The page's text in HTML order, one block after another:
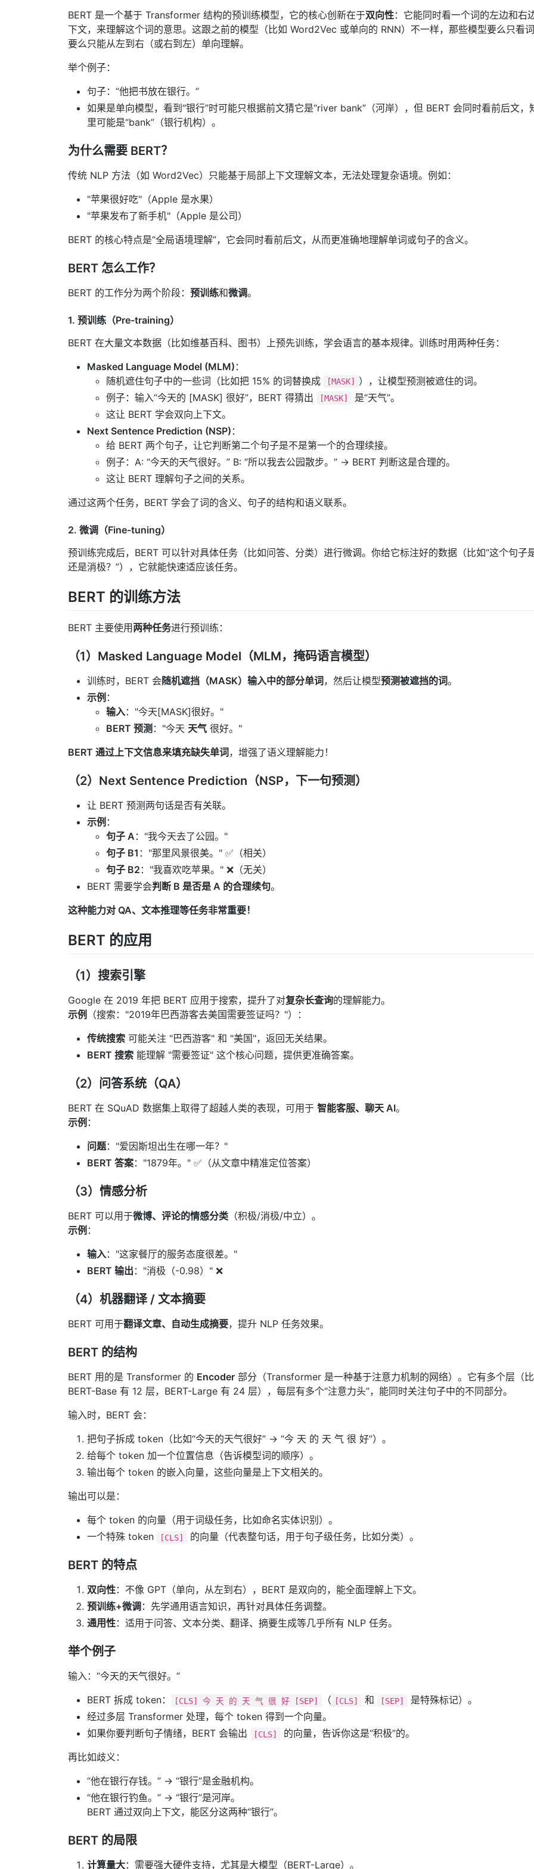
BERT 是一个基于 Transformer 结构的预训练模型，它的核心创新在于双向性：它能同时看一个词的左边和右
下文，来理解这个词的意思。这跟之前的模型（比如 Word2Vec 或单向的 RNN）不一样，那些模型要么只看
要么只能从左到右（或右到左）单向理解。
举个例子：
句子：“他把书放在银行。”
如果是单向模型，看到“银行”时可能只根据前文猜它是“river bank”（河岸），但 BERT 会同时看前后文，
里可能是“bank”（银行机构）。
为什么需要 BERT？
传统 NLP 方法（如 Word2Vec）只能基于局部上下文理解文本，无法处理复杂语境。例如：
"苹果很好吃"（Apple 是水果）
"苹果发布了新手机"（Apple 是公司）
BERT 的核心特点是“全局语境理解”，它会同时看前后文，从而更准确地理解单词或句子的含义。
BERT 怎么工作？
BERT 的工作分为两个阶段： 预训练和微调。
1. 预训练（Pre-training）
BERT 在大量文本数据（比如维基百科、图书）上预先训练，学会语言的基本规律。训练时用两种任务：
Masked Language Model (MLM) ：
随机遮住句子中的一些词（比如把 15% 的词替换成
[MASK]
），让模型预测被遮住的词。
例子：输入“今天的 [MASK] 很好”，BERT 得猜出
[MASK]
是“天气”。
这让 BERT 学会双向上下文。
Next Sentence Prediction (NSP) ：
给 BERT 两个句子，让它判断第二个句子是不是第一个的合理续接。
例子：A: “今天的天气很好。” B: “所以我去公园散步。” → BERT 判断这是合理的。
这让 BERT 理解句子之间的关系。
通过这两个任务，BERT 学会了词的含义、句子的结构和语义联系。
2. 微调（Fine-tuning）
预训练完成后，BERT 可以针对具体任务（比如问答、分类）进行微调。你给它标注好的数据（比如“这个句子
还是消极？”），它就能快速适应该任务。
BERT 的训练方法
BERT 主要使用 两种任务进行预训练：
（1）Masked Language Model（MLM，掩码语言模型）
训练时，BERT 会随机遮挡（MASK）输入中的部分单词 ，然后让模型预测被遮挡的词。
示例 ：
输入："今天[MASK]很好。"
BERT 预测 ："今天 天气 很好。"
BERT 通过上下文信息来填充缺失单词 ，增强了语义理解能力！
（2）Next Sentence Prediction（NSP，下一句预测）
让 BERT 预测两句话是否有关联。
示例 ：
句子 A ："我今天去了公园。"
句子 B1 ："那里风景很美。" ✅（相关）
句子 B2 ："我喜欢吃苹果。" ❌（无关）
BERT 需要学会判断 B 是否是 A 的合理续句。
这种能力对 QA、文本推理等任务非常重要！
BERT 的应用
（1）搜索引擎
Google 在 2019 年把 BERT 应用于搜索，提升了对复杂长查询的理解能力。
示例
（搜索："2019年巴西游客去美国需要签证吗？"）：
传统搜索 可能关注 "巴西游客" 和 "美国"，返回无关结果。
BERT 搜索 能理解 "需要签证" 这个核心问题，提供更准确答案。
（2）问答系统（QA）
BERT 在 SQuAD 数据集上取得了超越人类的表现，可用于 智能客服、聊天 AI。
示例 ：
问题："爱因斯坦出生在哪一年？"
BERT 答案："1879年。" ✅（从文章中精准定位答案）
（3）情感分析
BERT 可以用于微博、评论的情感分类 （积极/消极/中立）。
示例 ：
输入："这家餐厅的服务态度很差。"
BERT 输出 ："消极（-0.98）" ❌
（4）机器翻译 / 文本摘要
BERT 可用于翻译文章、自动生成摘要，提升 NLP 任务效果。
BERT 的结构
BERT 用的是 Transformer 的 Encoder 部分（Transformer 是一种基于注意力机制的网络）。它有多个层（
BERT-Base 有 12 层，BERT-Large 有 24 层），每层有多个“注意力头”，能同时关注句子中的不同部分。
输入时，BERT 会：
把句子拆成 token（比如“今天的天气很好” → “今 天 的 天 气 很 好”）。
给每个 token 加一个位置信息（告诉模型词的顺序）。
输出每个 token 的嵌入向量，这些向量是上下文相关的。
输出可以是：
每个 token 的向量（用于词级任务，比如命名实体识别）。
一个特殊 token
[CLS] 的向量（代表整句话，用于句子级任务，比如分类）。
BERT 的特点
双向性：不像 GPT（单向，从左到右），BERT 是双向的，能全面理解上下文。
预训练+微调 ：先学通用语言知识，再针对具体任务调整。
通用性：适用于问答、文本分类、翻译、摘要生成等几乎所有 NLP 任务。
举个例子
输入：“今天的天气很好。”
BERT 拆成 token：
[CLS] 今 天 的 天 气 很 好 [SEP] （ [CLS] 和 [SEP]
是特殊标记）。
经过多层 Transformer 处理，每个 token 得到一个向量。
如果你要判断句子情绪，BERT 会输出
[CLS]
的向量，告诉你这是“积极”的。
再比如歧义：
“他在银行存钱。” → “银行”是金融机构。
“他在银行钓鱼。” → “银行”是河岸。
BERT 通过双向上下文，能区分这两种“银行”。
BERT 的局限
计算量大：需要强大硬件支持，尤其是大模型（BERT-Large）。